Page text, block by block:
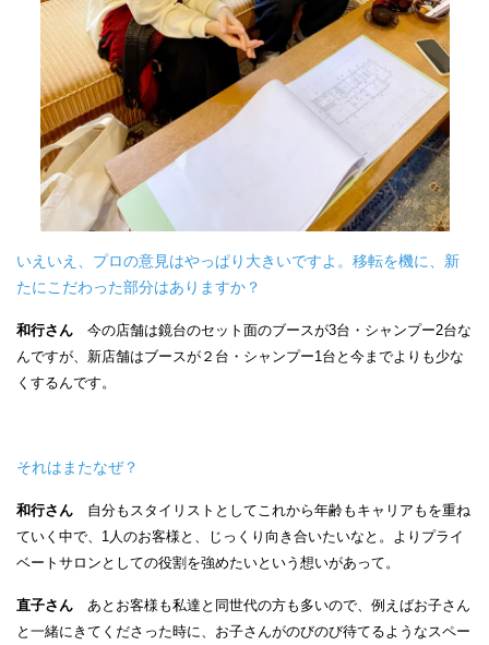
いえいえ、プロの意見はやっぱり大きいですよ。移転を機に、新
たにこだわった部分はありますか？
和行さん
今の店舗は鏡台のセット面のブースが3台・シャンプー2台な
んですが、新店舗はブースが２台・シャンプー1台と今までよりも少な
くするんです。
それはまたなぜ？
和行さん 自分もスタイリストとしてこれから年齢もキャリアもを重ね
ていく中で、1人のお客様と、じっくり向き合いたいなと。よりプライ
ベートサロンとしての役割を強めたいという想いがあって。
直子さん
あとお客様も私達と同世代の方も多いので、例えばお子さん
と一緒にきてくださった時に、お子さんがのびのび待てるようなスペー